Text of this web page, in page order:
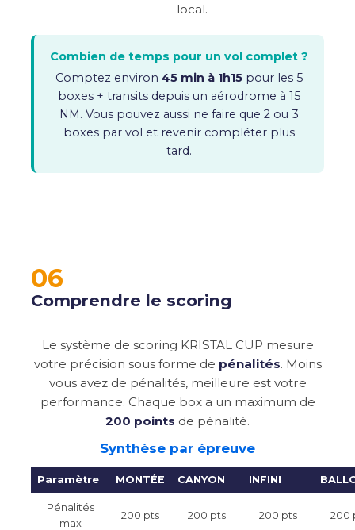
local.
Combien de temps pour un vol complet ?
Comptez environ 45 min à 1h15 pour les 5
boxes + transits depuis un aérodrome à 15
NM. Vous pouvez aussi ne faire que 2 ou 3
boxes par vol et revenir compléter plus
tard.
06
Comprendre le scoring
Le système de scoring KRISTAL CUP mesure
votre précision sous forme de pénalités. Moins
vous avez de pénalités, meilleure est votre
performance. Chaque box a un maximum de
200 points de pénalité.
Synthèse par épreuve
Paramètre MONTÉE CANYON INFINI
Pénalités
max
200 pts 200 pts 200 pts 200